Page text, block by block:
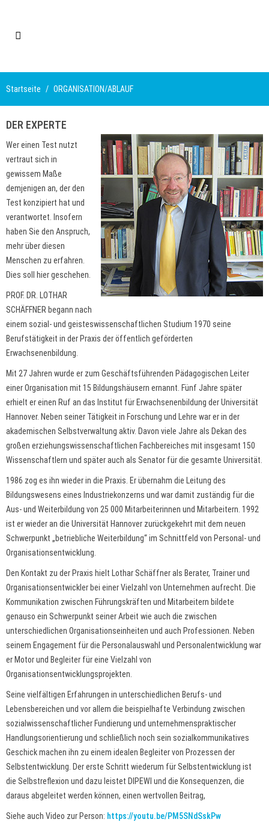
Startseite ORGANISATION/ABLAUF
DER EXPERTE
Wer einen Test nutzt
vertraut sich in
gewissem Maße
demjenigen an, der den
Test konzipiert hat und
verantwortet. Insofern
haben Sie den Anspruch,
mehr über diesen
Menschen zu erfahren.
Dies soll hier geschehen.
PROF. DR. LOTHAR
SCHÄFFNER begann nach
einem sozial- und geisteswissenschaftlichen Studium 1970 seine
Berufstätigkeit in der Praxis der öffentlich geförderten
Erwachsenenbildung.
Mit 27 Jahren wurde er zum Geschäftsführenden Pädagogischen Leiter
einer Organisation mit 15 Bildungshäusern ernannt. Fünf Jahre später
erhielt er einen Ruf an das Institut für Erwachsenenbildung der Universität
Hannover. Neben seiner Tätigkeit in Forschung und Lehre war er in der
akademischen Selbstverwaltung aktiv. Davon viele Jahre als Dekan des
großen erziehungswissenschaftlichen Fachbereiches mit insgesamt 150
Wissenschaftlern und später auch als Senator für die gesamte Universität.
1986 zog es ihn wieder in die Praxis. Er übernahm die Leitung des
Bildungswesens eines Industriekonzerns und war damit zuständig für die
Aus- und Weiterbildung von 25 000 Mitarbeiterinnen und Mitarbeitern. 1992
ist er wieder an die Universität Hannover zurückgekehrt mit dem neuen
Schwerpunkt „betriebliche Weiterbildung“ im Schnittfeld von Personal- und
Organisationsentwicklung.
Den Kontakt zu der Praxis hielt Lothar Schäffner als Berater, Trainer und
Organisationsentwickler bei einer Vielzahl von Unternehmen aufrecht. Die
Kommunikation zwischen Führungskräften und Mitarbeitern bildete
genauso ein Schwerpunkt seiner Arbeit wie auch die zwischen
unterschiedlichen Organisationseinheiten und auch Professionen. Neben
seinem Engagement für die Personalauswahl und Personalentwicklung war
er Motor und Begleiter für eine Vielzahl von
Organisationsentwicklungsprojekten.
Seine vielfältigen Erfahrungen in unterschiedlichen Berufs- und
Lebensbereichen und vor allem die beispielhafte Verbindung zwischen
sozialwissenschaftlicher Fundierung und unternehmenspraktischer
Handlungsorientierung und schließlich noch sein sozialkommunikatives
Geschick machen ihn zu einem idealen Begleiter von Prozessen der
Selbstentwicklung. Der erste Schritt wiederum für Selbstentwicklung ist
die Selbstreflexion und dazu leistet DIPEWI und die Konsequenzen, die
daraus abgeleitet werden können, einen wertvollen Beitrag,
Siehe auch Video zur Person: https://youtu.be/PM5SNdSskPw